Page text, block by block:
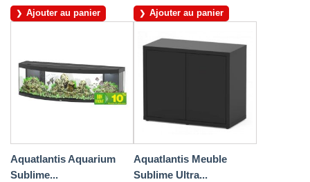
Ajouter au panier Ajouter au panier
Aquatlantis Aquarium
Sublime...
Aquatlantis Meuble
Sublime Ultra...